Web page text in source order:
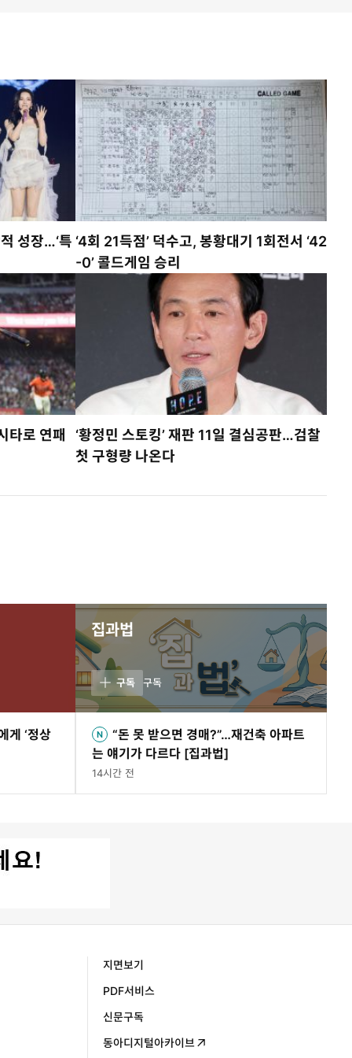
성장…‘특 ‘4회 21득점’ 덕수고, 봉황대기 1회전서 ‘42
-0’ 콜드게임 승리
타로 연패
‘황정민 스토킹’ 재판 11일 결심공판…검찰
첫 구형량 나온다
게 ‘정상
집과법
구독 구독
“돈 못 받으면 경매?”…재건축 아파트
는 얘기가 다르다 [집과법]
14시간 전
지면보기
PDF서비스
신문구독
동아디지털아카이브